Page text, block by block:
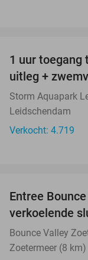
1 uur toegang
uitleg +
Storm Aquapark
Leidschendam
Verkocht: 4.719
Entree
verkoelende
Bounce Valley
Zoetermeer (8 km)